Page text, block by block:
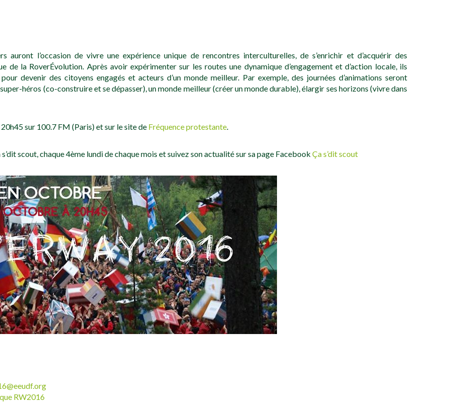
auront l’occasion de vivre une expérience unique de rencontres interculturelles, de s’enrichir et d’acquérir des
de la RoverÉvolution. Après avoir expérimenter sur les routes une dynamique d’engagement et d’action locale, ils
devenir des citoyens engagés et acteurs d’un monde meilleur. Par exemple, des journées d’animations seront
héros (co-construire et se dépasser), un monde meilleur (créer un monde durable), élargir ses horizons (vivre dans
sur 100.7 FM (Paris) et sur le site de Fréquence protestante.
scout, chaque 4ème lundi de chaque mois et suivez son actualité sur sa page Facebook Ça s’dit scout
RW2016